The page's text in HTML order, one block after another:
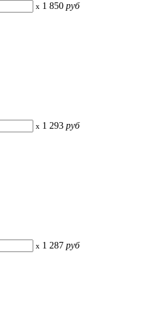
x 1 850 руб
x 1 293 руб
x 1 287 руб